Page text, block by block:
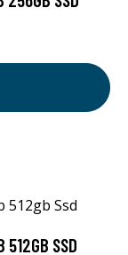
512GB SSD